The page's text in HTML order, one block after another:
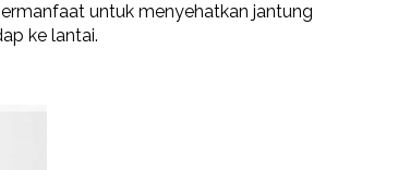
untuk menyehatkan jantung
ke lantai.